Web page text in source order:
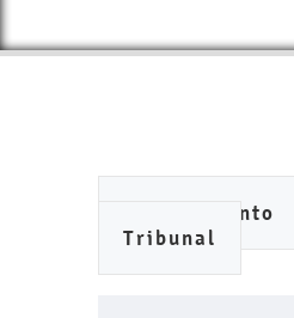
Ayuntamiento
Tribunal